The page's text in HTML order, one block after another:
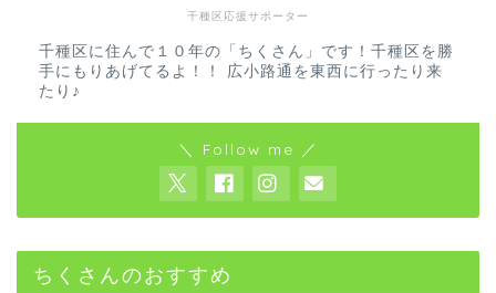
千種区応援サポーター
千種区に住んで１０年の「ちくさん」です！千種区を勝
手にもりあげてるよ！！ 広小路通を東西に行ったり来
たり♪
＼ Follow me ／
ちくさんのおすすめ